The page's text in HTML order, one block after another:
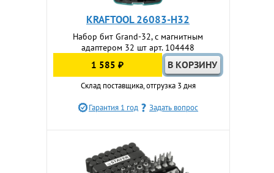
KRAFTOOL 26083-H32
Набор бит Grand-32, с магнитным
адаптером 32 шт арт. 104448
1 585 ₽
Склад поставщика, отгрузка 3 дня
Гарантия 1 год Задать вопрос